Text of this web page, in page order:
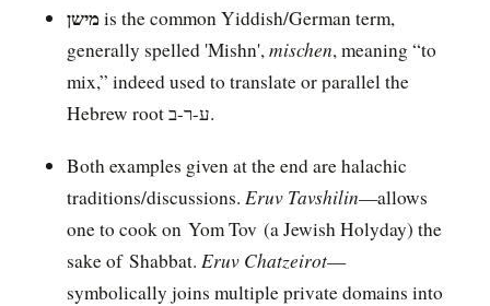
מישןis the common Yiddish/German term,
generally spelled 'Mishn',mischen, meaning “to
mix,” indeed used to translate or parallel the
Hebrew root ע-ר-ב.
Both examples given at the end are halachic
traditions/discussions. Eruv Tavshilin—allows
one to cook on Yom Tov (a Jewish Holyday) the
sake of Shabbat. Eruv Chatzeirot—
symbolically joins multiple private domains into